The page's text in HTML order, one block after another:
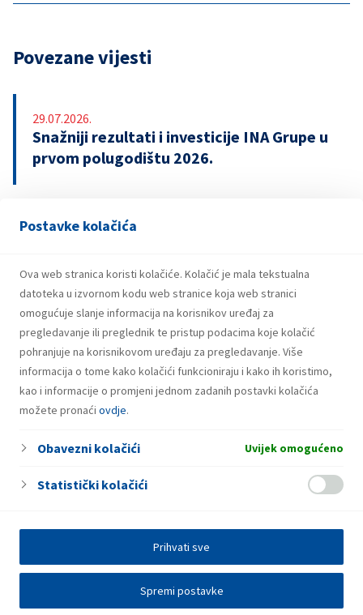
Postavke kolačića
Ova web stranica koristi kolačiće. Kolačić je mala tekstualna
datoteka u izvornom kodu web stranice koja web stranici
omogućuje slanje informacija na korisnikov uređaj za
pregledavanje ili preglednik te pristup podacima koje kolačić
pohranjuje na korisnikovom uređaju za pregledavanje. Više
informacija o tome kako kolačići funkcioniraju i kako ih koristimo,
kao i informacije o promjeni jednom zadanih postavki kolačića
možete pronaći ovdje.
Obavezni kolačići Uvijek omogućeno
Statistički kolačići
Spremi postavke
Prihvati sve
Povezane vijesti
29.07.2026.
Snažniji rezultati i investicije INA Grupe u
prvom polugodištu 2026.
21.07.2026.
u iznosu od 500 milijuna eura